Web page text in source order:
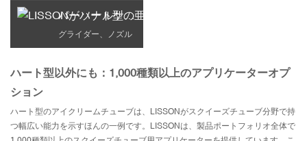
パーソナルケア用品を購入する
グライダー、ノズル
ハート型以外にも：1,000種類以上のアプリケーターオプ
ション
ハート型のアイクリームチューブは、LISSONがスクイーズチューブ分野で持
つ幅広い能力を示すほんの一例です。LISSONは、製品ポートフォリオ全体で